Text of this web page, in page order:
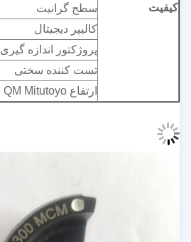
کیفیت
سطح گرانیت
کالیپر دیجیتال
پروژکتور اندازه گیری
تست کننده سختی
ارتفاع QM Mitutoyo